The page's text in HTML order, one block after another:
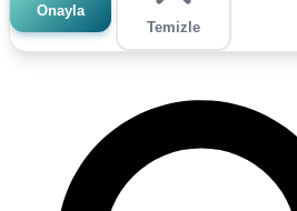
Onayla
Temizle